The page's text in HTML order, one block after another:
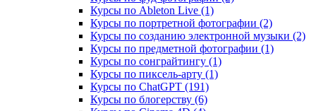
Курсы по Ableton Live (1)
Курсы по портретной фотографии (2)
Курсы по созданию электронной музыки (2)
Курсы по предметной фотографии (1)
Курсы по сонграйтингу (1)
Курсы по пиксель-арту (1)
Курсы по ChatGPT (191)
Курсы по блогерству (6)